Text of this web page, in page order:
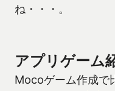
ね・・・。
アプリゲーム
Mocoゲーム作成で